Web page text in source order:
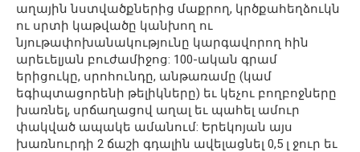
աղային նստվածքներից մաքրող, կրծքահեղձուկն
ու սրտի կաթվածը կանխող ու
նյութափոխանակությունը կարգավորող հին
արեւելյան բուժամիջոց: 100-ական գրամ
երիցուկը, սրոհունդը, անթառամը (կամ
եգիպտացորենի թելիկները) եւ կեչու բողբոջները
խառնել, սրճաղացով աղալ եւ պահել ամուր
փակված ապակե ամանում: Երեկոյան այս
խառնուրդի 2 ճաշի գդալին ավելացնել 0,5 լ ջուր եւ